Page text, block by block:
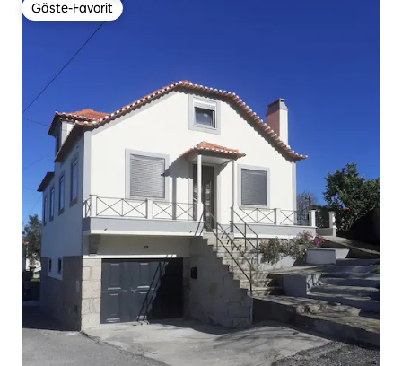
Gäste-Favorit
Gäste-Favorit